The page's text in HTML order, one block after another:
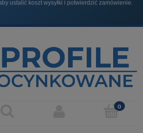
wyraźnie zaznaczone.